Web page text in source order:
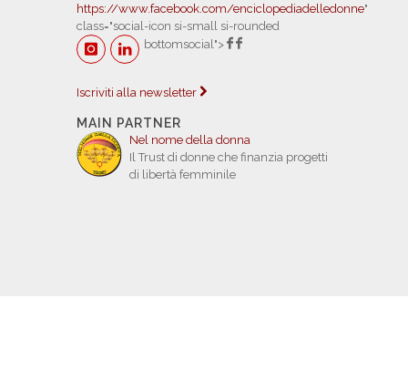
https://www.facebook.com/enciclopediadelledonne"
class="social-icon si-small si-rounded
bottomsocial">
Iscriviti alla newsletter
MAIN PARTNER
Nel nome della donna
Il Trust di donne che finanzia progetti
di libertà femminile